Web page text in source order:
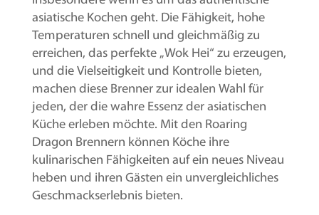
asiatische Kochen geht. Die Fähigkeit, hohe
Temperaturen schnell und gleichmäßig zu
erreichen, das perfekte „Wok Hei“ zu erzeugen,
und die Vielseitigkeit und Kontrolle bieten,
machen diese Brenner zur idealen Wahl für
jeden, der die wahre Essenz der asiatischen
Küche erleben möchte. Mit den Roaring
Dragon Brennern können Köche ihre
kulinarischen Fähigkeiten auf ein neues Niveau
heben und ihren Gästen ein unvergleichliches
Geschmackserlebnis bieten.